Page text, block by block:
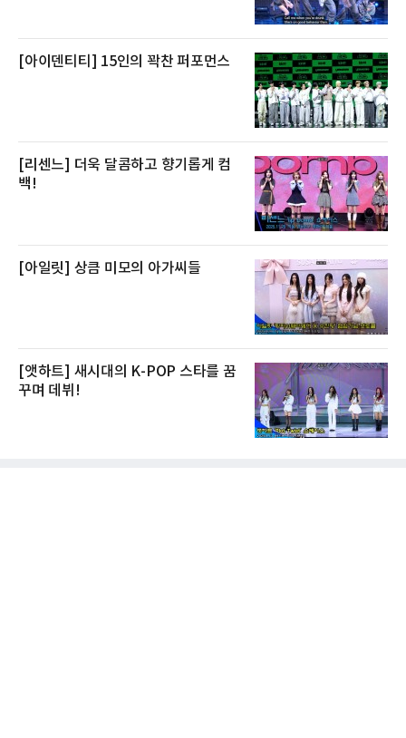
[아이덴티티] 15인의 꽉찬 퍼포먼스
[리센느] 더욱 달콤하고 향기롭게 컴
백!
[아일릿] 상큼 미모의 아가씨들
[앳하트] 새시대의 K-POP 스타를 꿈
꾸며 데뷔!